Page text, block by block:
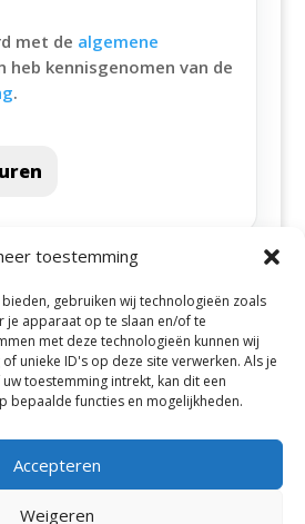
toestemming
gebruiken wij technologieën zoals
je apparaat op te slaan en/of te
met deze technologieën kunnen wij
unieke ID's op deze site verwerken. Als je
toestemming intrekt, kan dit een
bepaalde functies en mogelijkheden.
Accepteren
Weigeren
met de algemene
heb kennisgenomen van de
.